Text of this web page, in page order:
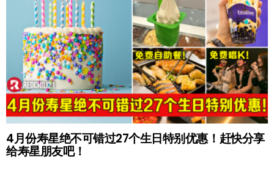
4月份寿星绝不可错过27个生日特别优惠！赶快分享
给寿星朋友吧！